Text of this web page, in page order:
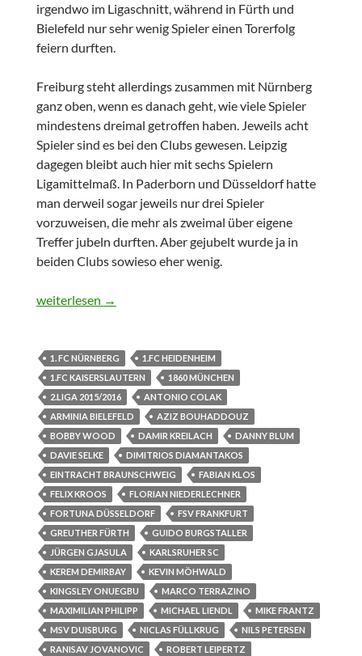
irgendwo im Ligaschnitt, während in Fürth und
Bielefeld nur sehr wenig Spieler einen Torerfolg
feiern durften.
Freiburg steht allerdings zusammen mit Nürnberg
ganz oben, wenn es danach geht, wie viele Spieler
mindestens dreimal getroffen haben. Jeweils acht
Spieler sind es bei den Clubs gewesen. Leipzig
dagegen bleibt auch hier mit sechs Spielern
Ligamittelmaß. In Paderborn und Düsseldorf hatte
man derweil sogar jeweils nur drei Spieler
vorzuweisen, die mehr als zweimal über eigene
Treffer jubeln durften. Aber gejubelt wurde ja in
beiden Clubs sowieso eher wenig.
Tore über Tore
weiterlesen →
1. FC NÜRNBERG
1.FC HEIDENHEIM
1.FC KAISERSLAUTERN
1860 MÜNCHEN
2.LIGA 2015/2016
ANTONIO COLAK
ARMINIA BIELEFELD
AZIZ BOUHADDOUZ
BOBBY WOOD
DAMIR KREILACH
DANNY BLUM
DAVIE SELKE
DIMITRIOS DIAMANTAKOS
EINTRACHT BRAUNSCHWEIG
FABIAN KLOS
FELIX KROOS
FLORIAN NIEDERLECHNER
FORTUNA DÜSSELDORF
FSV FRANKFURT
GREUTHER FÜRTH
GUIDO BURGSTALLER
JÜRGEN GJASULA
KARLSRUHER SC
KEREM DEMIRBAY
KEVIN MÖHWALD
KINGSLEY ONUEGBU
MARCO TERRAZINO
MAXIMILIAN PHILIPP
MICHAEL LIENDL
MIKE FRANTZ
MSV DUISBURG
NICLAS FÜLLKRUG
NILS PETERSEN
RANISAV JOVANOVIC
ROBERT LEIPERTZ